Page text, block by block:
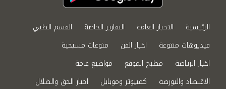
الرئيسية الاخبار العامة التقارير الخاصة
القسم الطبي
فيديوهات متنوعة
اخبار الفن
منوعات مسيحية
اخبار الرياضة
مطبخ الموقع
مواضيع عامة
الاقتصاد والبورصة
كمبيوتر وموبايل
اخبار الحق والضلال